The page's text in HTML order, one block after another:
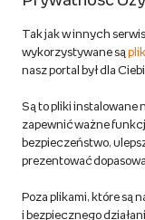
Zwroty
Reklamacje
Regulamin empik.com
Pozostałe
Polityka prywatności
Do 100 zł na
korzystaj z
Tak jak w innych
wykorzystywane są
nasz portal był dla
Są to pliki instalowane
zapewnić ważne
bezpieczeństwo,
prezentować
Poza plikami, które są
i bezpiecznego